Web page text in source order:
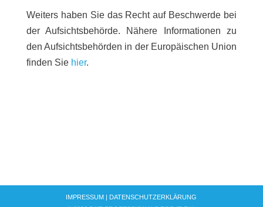
Weiters haben Sie das Recht auf Beschwerde bei
der Aufsichtsbehörde. Nähere Informationen zu
den Aufsichtsbehörden in der Europäischen Union
finden Sie hier.
IMPRESSUM | DATENSCHUTZERKLÄRUNG